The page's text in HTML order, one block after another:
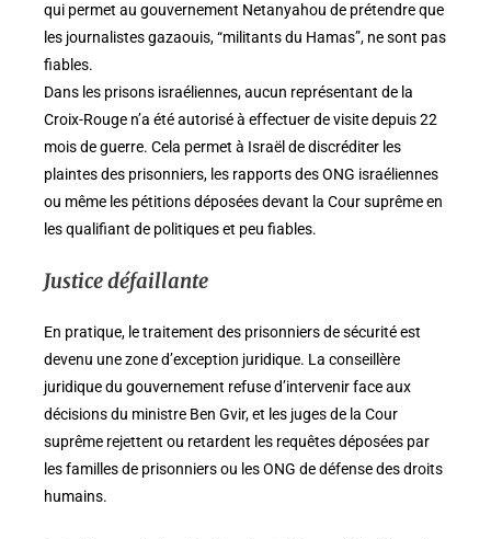
qui permet au gouvernement Netanyahou de prétendre que
les journalistes gazaouis, “militants du Hamas”, ne sont pas
fiables.
Dans les prisons israéliennes, aucun représentant de la
Croix-Rouge n’a été autorisé à effectuer de visite depuis 22
mois de guerre. Cela permet à Israël de discréditer les
plaintes des prisonniers, les rapports des ONG israéliennes
ou même les pétitions déposées devant la Cour suprême en
les qualifiant de politiques et peu fiables.
Justice défaillante
En pratique, le traitement des prisonniers de sécurité est
devenu une zone d’exception juridique. La conseillère
juridique du gouvernement refuse d’intervenir face aux
décisions du ministre Ben Gvir, et les juges de la Cour
suprême rejettent ou retardent les requêtes déposées par
les familles de prisonniers ou les ONG de défense des droits
humains.